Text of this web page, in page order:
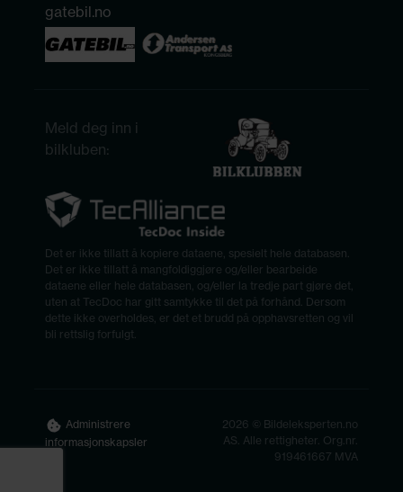
gatebil.no
Meld deg inn i
bilkluben:
Det er ikke tillatt å kopiere dataene, spesielt hele databasen.
Det er ikke tillatt å mangfoldiggjøre og/eller bearbeide
dataene eller hele databasen, og/eller la tredje part gjøre det,
uten at TecDoc har gitt samtykke til det på forhånd. Dersom
dette ikke overholdes, er det et brudd på opphavsretten og vil
bli rettslig forfulgt.
Administrere
informasjonskapsler
2026 © Bildeleksperten.no
AS. Alle rettigheter. Org.nr.
919461667 MVA